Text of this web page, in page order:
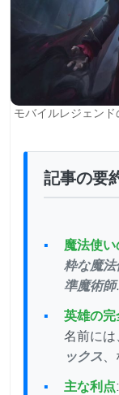
モバイルレジェン
記事の要
魔法使
粋な魔法
準魔術師.
英雄の完
名前には
ックス
主な利点